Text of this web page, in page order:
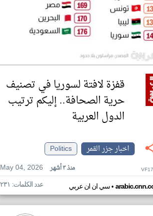
قفزة لافتة لسوريا في تصنيف
حرية الصحافة.. إليكم ترتيب
الدول العربية
اخبار جزر القمر
Politics
May 04, 2026
منذ ٣ أشهر
سي ان ان عربي• عدد الكلمات: ٢٣١